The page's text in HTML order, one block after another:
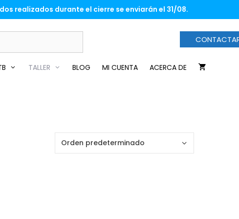
realizados durante el cierre se enviarán el 31/08.
TALLER BLOG MI CUENTA ACERCA DE